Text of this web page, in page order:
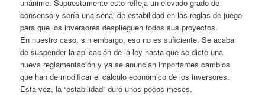
unánime. Supuestamente esto refleja un elevado grado de
consenso y sería una señal de estabilidad en las reglas de juego
para que los inversores desplieguen todos sus proyectos.
En nuestro caso, sin embargo, eso no es suficiente. Se acaba
de suspender la aplicación de la ley hasta que se dicte una
nueva reglamentación y ya se anuncian importantes cambios
que han de modificar el cálculo económico de los inversores.
Esta vez, la “estabilidad” duró unos pocos meses.